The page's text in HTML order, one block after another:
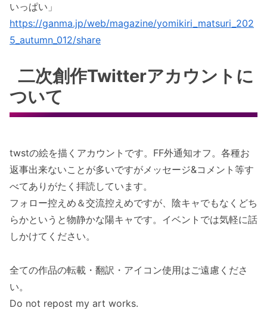
いっぱい」
https://ganma.jp/web/magazine/yomikiri_matsuri_202
5_autumn_012/share
二次創作Twitterアカウントに
ついて
twstの絵を描くアカウントです。FF外通知オフ。各種お
返事出来ないことが多いですがメッセージ&コメント等す
べてありがたく拝読しています。
フォロー控えめ＆交流控えめですが、陰キャでもなくどち
らかというと物静かな陽キャです。イベントでは気軽に話
しかけてください。
全ての作品の転載・翻訳・アイコン使用はご遠慮くださ
い。
Do not repost my art works.